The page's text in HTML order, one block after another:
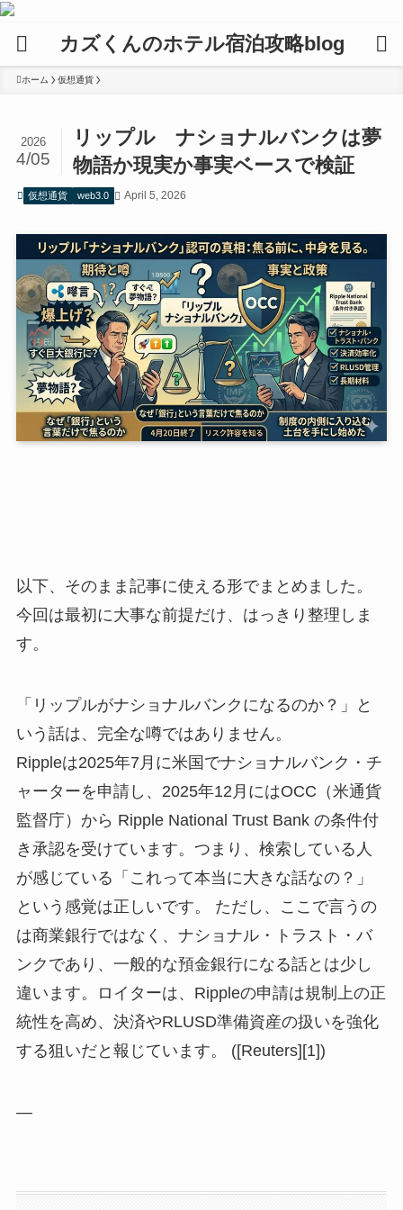
カズくんのホテル宿泊攻略blog
ホーム 仮想通貨
リップル ナショナルバンクは夢
物語か現実か事実ベースで検証
2026
4/05
仮想通貨 web3.0 April 5, 2026
以下、そのまま記事に使える形でまとめました。
今回は最初に大事な前提だけ、はっきり整理しま
す。
「リップルがナショナルバンクになるのか？」と
いう話は、完全な噂ではありません。
Rippleは2025年7月に米国でナショナルバンク・チ
ャーターを申請し、2025年12月にはOCC（米通貨
監督庁）から Ripple National Trust Bank の条件付
き承認を受けています。つまり、検索している人
が感じている「これって本当に大きな話なの？」
という感覚は正しいです。 ただし、ここで言うの
は商業銀行ではなく、ナショナル・トラスト・バ
ンクであり、一般的な預金銀行になる話とは少し
違います。ロイターは、Rippleの申請は規制上の正
統性を高め、決済やRLUSD準備資産の扱いを強化
する狙いだと報じています。 ([Reuters][1])
—